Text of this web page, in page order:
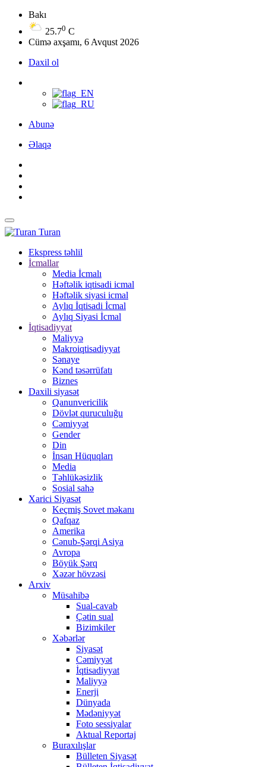
Bakı
25.70 C
Cümə axşamı, 6 Avqust 2026
Daxil ol
Abunə
Əlaqə
Turan
Ekspress təhlil
İcmallar
Media İcmalı
Həftəlik iqtisadi icmal
Həftəlik siyasi icmal
Aylıq İqtisadi İcmal
Aylıq Siyasi İcmal
İqtisadiyyat
Maliyyə
Makroiqtisadiyyat
Sənaye
Kənd təsərrüfatı
Biznes
Daxili siyasət
Qanunvericilik
Dövlət quruculuğu
Cəmiyyət
Gender
Din
İnsan Hüquqları
Media
Təhlükəsizlik
Sosial sahə
Xarici Siyasət
Keçmiş Sovet məkanı
Qafqaz
Amerika
Cənub-Şərqi Asiya
Avropa
Böyük Şərq
Xəzər hövzəsi
Arxiv
Müsahibə
Sual-cavab
Çətin sual
Bizimkiler
Xəbərlər
Siyasət
Cəmiyyət
İqtisadiyyat
Maliyyə
Enerji
Dünyada
Mədəniyyət
Foto sessiyalar
Aktual Reportaj
Buraxılışlar
Bülleten Siyasət